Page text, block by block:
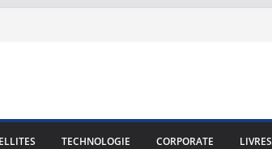
TECHNOLOGIE CORPORATE LIVRES